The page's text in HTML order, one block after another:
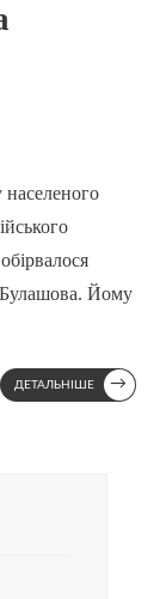
Булашова. Йому
ДЕТАЛЬНІШЕ →